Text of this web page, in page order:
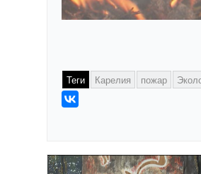
Теги Карелия пожар